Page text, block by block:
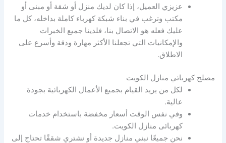
عزيزي العميل، إذا كان لديك منزل أو شقة أو مبنى أو
مكتب وترغب في بناء شبكة كهرباء كاملة بداخله، كل ما
عليك فعله هو الاتصال بنا، فلدينا جميع الخبرات
والإمكانيات التي تجعلنا الأكثر مهارة ودقة وأسرع على
الاطلاق.
مصلح كهربائي منازل الكويت
لكل من يريد القيام بجميع الأعمال الكهربائية بجودة
عالية.
وفي نفس الوقت أسعار مخفضة باستخدام خدمات
كهربائى منازل الكويت.
نحن جميعًا نبني منازل جديدة أو نشتري شققًا تحتاج إلى